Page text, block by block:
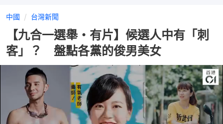
中國 台灣新聞
【九合一選舉・有片】候選人中有「刺
客」？ 盤點各黨的俊男美女